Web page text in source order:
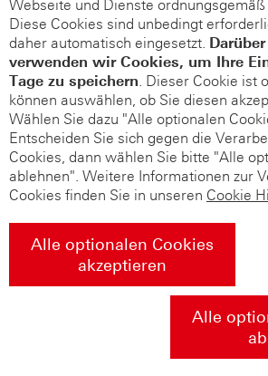
Webseite und Dienste
Diese Cookies sind unbedingt
daher automatisch eingesetzt.
verwenden wir Cookies, um Ihre
Tage zu speichern. Dieser Cookie ist
können auswählen, ob Sie diesen
Wählen Sie dazu "Alle optionalen
Entscheiden Sie sich gegen die
Cookies, dann wählen Sie bitte "Alle
ablehnen". Weitere Informationen zur
Cookies finden Sie in unseren Cookie
Alle optionalen Cookies
akzeptieren
Alle